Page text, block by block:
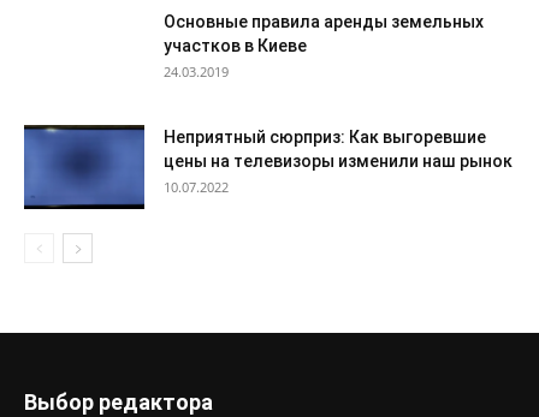
Основные правила аренды земельных
участков в Киеве
24.03.2019
Неприятный сюрприз: Как выгоревшие
цены на телевизоры изменили наш рынок
10.07.2022
Выбор редактора